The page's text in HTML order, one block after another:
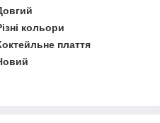
кольори
плаття